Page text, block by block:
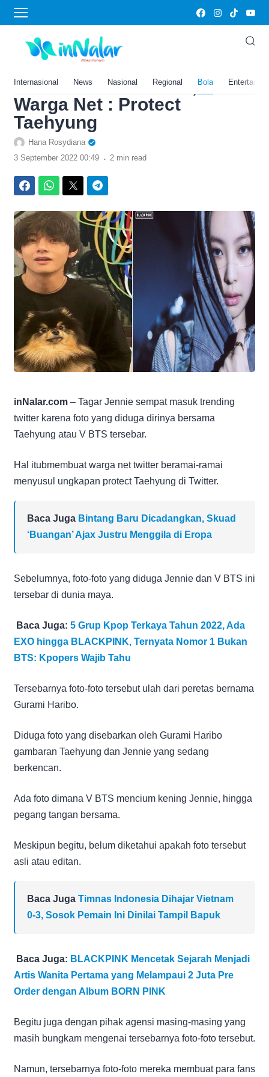
Internasional News Nasional Regional Bola
Home›Bola
Tagar Jennie Sempat
Trending Twitter Karena
Foto Bersama V BTS,
Warga Net : Protect
Taehyung
Hana Rosydiana
3 September 2022 00:49 . 2 min read
inNalar.com – Tagar Jennie sempat masuk trending
twitter karena foto yang diduga dirinya bersama
Taehyung atau V BTS tersebar.
Hal itubmembuat warga net twitter beramai-ramai
menyusul ungkapan protect Taehyung di Twitter.
Baca Juga Bintang Baru Dicadangkan, Skuad
‘Buangan’ Ajax Justru Menggila di Eropa
Sebelumnya, foto-foto yang diduga Jennie dan V BTS ini
tersebar di dunia maya.
Baca Juga: 5 Grup Kpop Terkaya Tahun 2022, Ada
EXO hingga BLACKPINK, Ternyata Nomor 1 Bukan
BTS: Kpopers Wajib Tahu
Tersebarnya foto-foto tersebut ulah dari peretas bernama
Gurami Haribo.
Diduga foto yang disebarkan oleh Gurami Haribo
gambaran Taehyung dan Jennie yang sedang
berkencan.
Ada foto dimana V BTS mencium kening Jennie, hingga
pegang tangan bersama.
Meskipun begitu, belum diketahui apakah foto tersebut
asli atau editan.
Baca Juga Timnas Indonesia Dihajar Vietnam
0-3, Sosok Pemain Ini Dinilai Tampil Bapuk
Baca Juga: BLACKPINK Mencetak Sejarah Menjadi
Artis Wanita Pertama yang Melampaui 2 Juta Pre
Order dengan Album BORN PINK
Begitu juga dengan pihak agensi masing-masing yang
masih bungkam mengenai tersebarnya foto-foto tersebut.
Namun, tersebarnya foto-foto mereka membuat para fans